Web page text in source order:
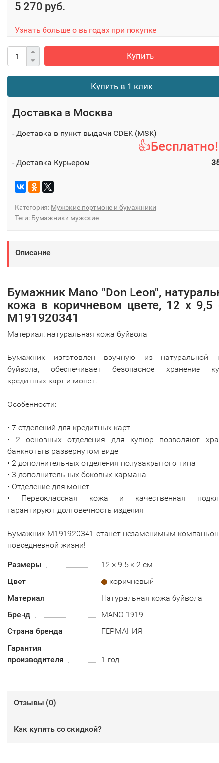
5 270 руб.
Узнать больше о выгодах при покупке
Купить
Купить в 1 клик
Доставка в Москва
- Доставка в пункт выдачи CDEK (MSK)
- Доставка Курьером
Категория: Мужские портмоне и бумажники
Теги: Бумажники мужские
Описание
Бумажник Mano "Don Leon",
кожа в коричневом цвете, 12 х 9,5
M191920341
Материал: натуральная кожа буйвола
Бумажник изготовлен вручную из натуральной
буйвола, обеспечивает безопасное хранение
кредитных карт и монет.
Особенности:
• 7 отделений для кредитных карт
• 2 основных отделения для купюр позволяют
банкноты в развернутом виде
• 2 дополнительных отделения полузакрытого типа
• 3 дополнительных боковых кармана
• Отделение для монет
• Первоклассная кожа и качественная
гарантируют долговечность изделия
Бумажник M191920341 станет незаменимым
повседневной жизни!
Размеры
12 × 9.5 × 2 см
Цвет
коричневый
Материал
Натуральная кожа буйвола
Бренд
MANO 1919
Страна бренда
ГЕРМАНИЯ
Гарантия
производителя
1 год
Отзывы (0)
Как купить со скидкой?